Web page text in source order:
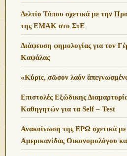
Δελτίο Τύπου σχετικά με την
της ΕΜΑΚ στο ΣτΕ
Διάψευση φημολογίας για τον
Καψάλας
«Κύριε, σῶσον λαόν
Επιστολές Εξώδικης
Καθηγητών για τα Self – Test
Ανακοίνωση της ΕΡΩ σχετικά με
Αμερικανίδας Οικονομολόγου